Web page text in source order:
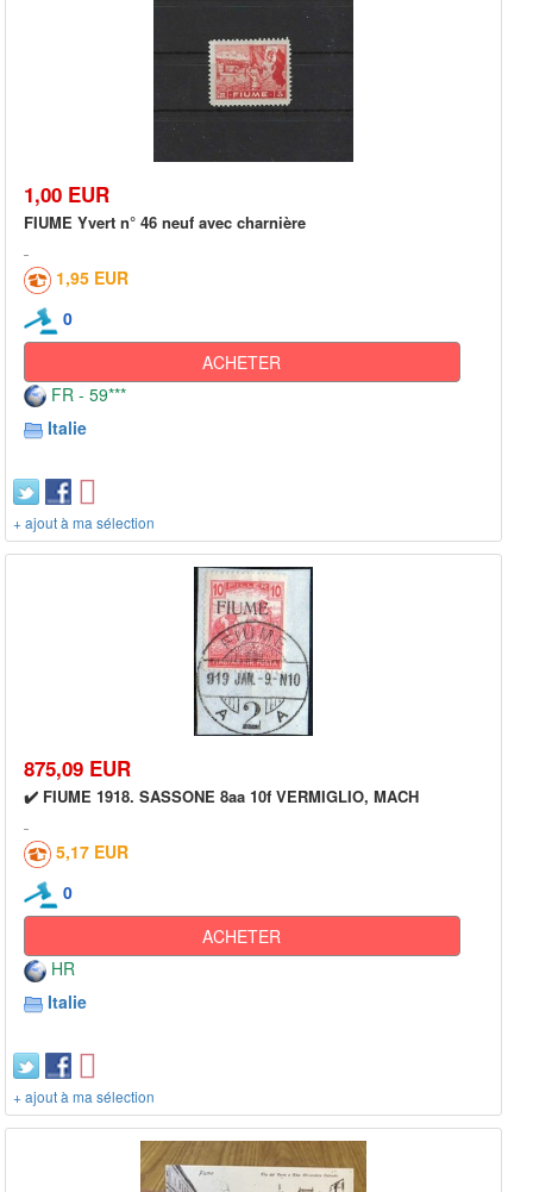
1,00 EUR
FIUME Yvert n° 46 neuf avec charnière
1,95 EUR
0
ACHETER
FR - 59***
Italie
+ ajout à ma sélection
875,09 EUR
✔️ FIUME 1918. SASSONE 8aa 10f VERMIGLIO, MACH
5,17 EUR
0
ACHETER
HR
Italie
+ ajout à ma sélection